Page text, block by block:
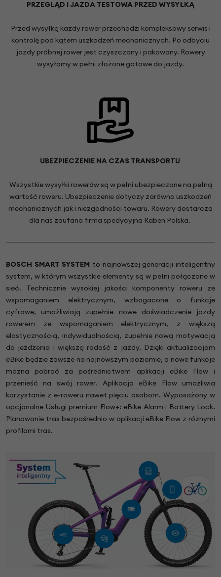
PRZEGLĄD I JAZDA TESTOWA PRZED WYSYŁKĄ
Przed wysyłką każdy rower przechodzi kompleksowy serwis i
kontrolę pod kątem uszkodzeń mechanicznych. Po odbyciu
jazdy próbnej rower jest czyszczony i pakowany. Rowery
wysyłamy w pełni złożone gotowe do jazdy.
UBEZPIECZENIE NA CZAS TRANSPORTU
Wszystkie wysyłki rowerów są w pełni ubezpieczone na pełną
wartość roweru. Ubezpieczenie dotyczy zarówno uszkodzeń
mechanicznych jak i niezgodności towaru. Rowery dostarcza
dla nas zaufana firma spedycyjna Raben Polska.
BOSCH SMART SYSTEM to najnowszej generacji inteligentny
system, w którym wszystkie elementy są w pełni połączone w
sieć. Technicznie wysokiej jakości komponenty roweru ze
wspomaganiem elektrycznym, wzbogacone o funkcje
cyfrowe, umożliwiają zupełnie nowe doświadczenie jazdy
rowerem ze wspomaganiem elektrycznym, z większą
elastycznością, indywidualnością, zupełnie nową motywacją
do jeżdżenia i większą radość z jazdy. Dzięki aktualizacjom
eBike będzie zawsze na najnowszym poziomie, a nowe funkcje
można pobrać za pośrednictwem aplikacji eBike Flow i
przenieść na swój rower. Aplikacja eBike Flow umożliwia
korzystanie z e-roweru nawet pięciu osobom. Wyposażony w
opcjonalne Usługi premium Flow+: eBike Alarm i Battery Lock.
Planowanie tras bezpośrednio w aplikacji eBike Flow z różnymi
profilami tras.